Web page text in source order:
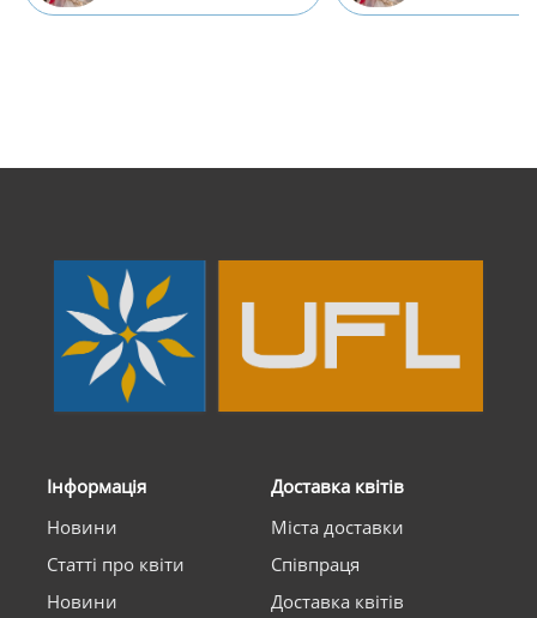
Інформація
Новини
Статті про квіти
Новини
Доставка квітів
Міста доставки
Співпраця
Доставка квітів